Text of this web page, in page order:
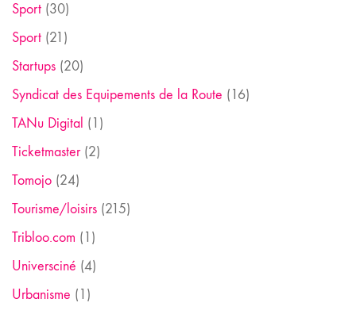
Sport (30)
Sport (21)
Startups (20)
Syndicat des Equipements de la Route (16)
TANu Digital (1)
Ticketmaster(2)
Tomojo (24)
Tourisme/loisirs (215)
Tribloo.com (1)
Universciné (4)
Urbanisme (1)